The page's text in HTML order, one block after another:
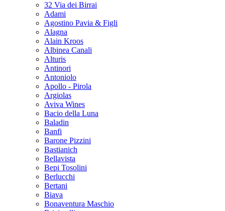
32 Via dei Birrai
Adami
Agostino Pavia & Figli
Alagna
Alain Kroos
Albinea Canali
Alturis
Antinori
Antoniolo
Apollo - Pirola
Argiolas
Aviva Wines
Bacio della Luna
Baladin
Banfi
Barone Pizzini
Bastianich
Bellavista
Bepi Tosolini
Berlucchi
Bertani
Biava
Bonaventura Maschio